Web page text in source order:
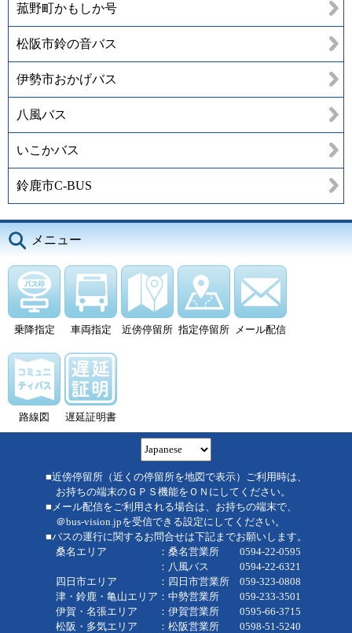
菰野町かもしか号
松阪市鈴の音バス
伊勢市おかげバス
八風バス
いこかバス
鈴鹿市C-BUS
メニュー
乗降指定 車両指定 近傍停留所 指定停留所 メール配信
路線図 遅延証明書
■近傍停留所（近くの停留所を地図で表示）ご利用時は、
お持ちの端末のＧＰＳ機能をＯＮにしてください。
■メール配信をご利用される場合は、お持ちの端末で、
＠bus-vision.jpを受信できる設定にしてください。
■バスの運行に関するお問合せは下記までお願いします。
桑名エリア ：桑名営業所 0594-22-0595
：八風バス 0594-22-6321
四日市エリア ：四日市営業所 059-323-0808
津・鈴鹿・亀山エリア：中勢営業所 059-233-3501
伊賀・名張エリア ：伊賀営業所 0595-66-3715
松阪・多気エリア ：松阪営業所 0598-51-5240